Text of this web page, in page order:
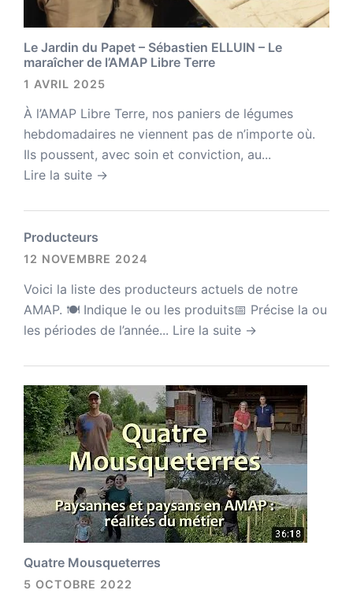
Le Jardin du Papet – Sébastien ELLUIN – Le
maraîcher de l’AMAP Libre Terre
1 AVRIL 2025
À l’AMAP Libre Terre, nos paniers de légumes
hebdomadaires ne viennent pas de n’importe où.
Ils poussent, avec soin et conviction, au...
Lire la suite →
Producteurs
12 NOVEMBRE 2024
Voici la liste des producteurs actuels de notre
AMAP. 🍽 Indique le ou les produits📅 Précise la ou
les périodes de l’année... Lire la suite →
Quatre Mousqueterres
5 OCTOBRE 2022